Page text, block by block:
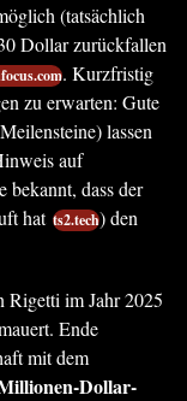
(tatsächlich
Dollar zurückfallen
. Kurzfristig
zu erwarten: Gute
lassen
auf
bekannt, dass der
hat ts2.tech) den
im Jahr 2025
Ende
mit dem
Dollar-